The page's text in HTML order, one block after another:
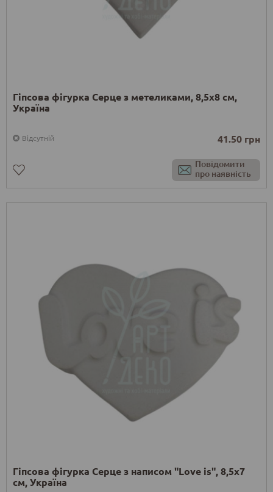
Гіпсова фігурка Серце з метеликами, 8,5х8 см,
Україна
Відсутній 41.50 грн
Повідомити
про наявність
Гіпсова фігурка Серце з написом "Love is", 8,5х7
см, Україна